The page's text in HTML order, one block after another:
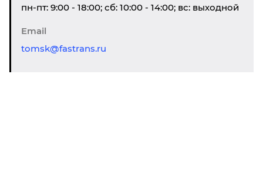
пн-пт: 9:00 - 18:00; сб: 10:00 - 14:00; вс: выходной
Email
tomsk@fastrans.ru